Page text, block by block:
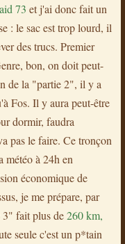
73 et j'ai donc fait un
: le sac est trop lourd, il
des trucs. Premier
bon, on doit peut-
de la "partie 2", il y a
Fos. Il y aura peut-être
dormir, faudra
pas le faire. Ce tronçon
météo à 24h en
économique de
je me prépare, par
fait plus de260 km,
seule c'est un p*tain